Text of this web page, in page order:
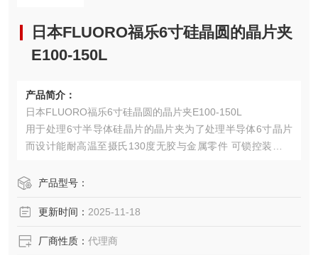
日本FLUORO福乐6寸硅晶圆的晶片夹
E100-150L
产品简介：
日本FLUORO福乐6寸硅晶圆的晶片夹E100-150L
用于处理6寸半导体硅晶片的晶片夹为了处理半导体6寸晶片
而设计能耐高温至摄氏130度无胶与金属零件 可锁控装置使
rketon) 接触晶片边缘: 3.0mm(上方), 6.0mm(下方) 长度: 18
密制
产品型号：
更新时间： 2025-11-18
厂商性质： 代理商